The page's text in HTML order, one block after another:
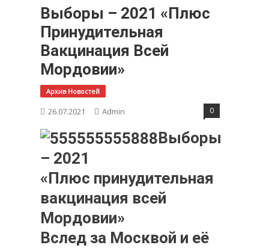
Выборы – 2021 «Плюс
Принудительная
Вакцинация Всей
Мордовии»
Архив Новостей
26.07.2021 Admin 0
Выборы
– 2021
«Плюс принудительная
вакцинация всей
Мордовии»
Вслед за Москвой и её